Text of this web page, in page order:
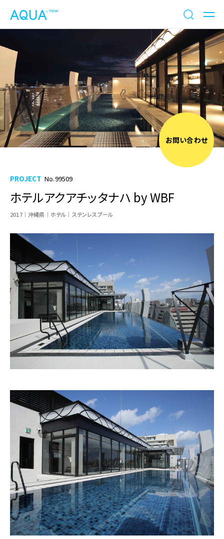
お問い合わせ
PROJECT No.99509
ホテルアクアチッタナハ by WBF
2017 沖縄県 ホテル ステンレスプール